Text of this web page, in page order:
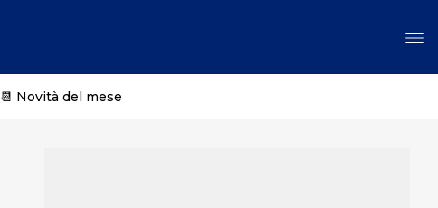
📆 Novità del mese